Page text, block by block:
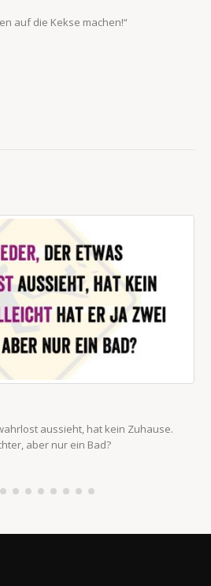
auf die Kekse machen!“
aussieht, hat kein Zuhause.
aber nur ein Bad?